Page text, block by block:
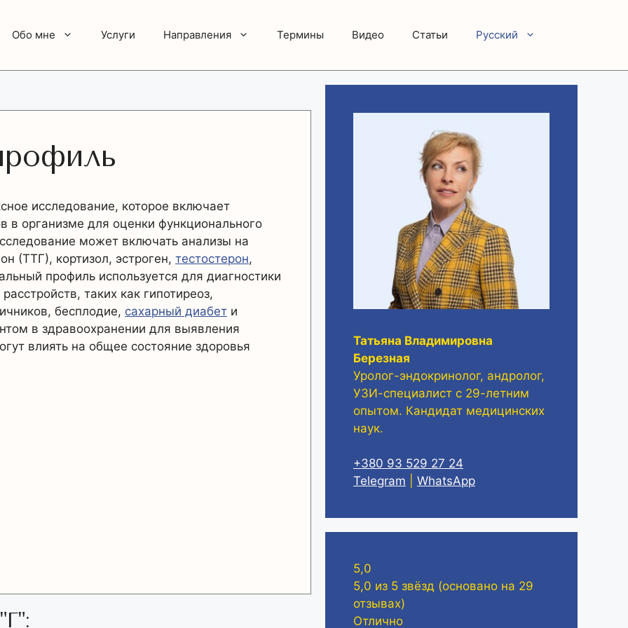
Обо мне Услуги Направления Термины Видео Статьи Русский
исследование, которое включает
в организме для оценки функционального
может включать анализы на
(ТТГ), кортизол, эстроген, тестостерон,
профиль используется для диагностики
таких как гипотиреоз,
бесплодие, сахарный диабет и
в здравоохранении для выявления
влиять на общее состояние здоровья
Татьяна Владимировна
Березная
Уролог-эндокринолог, андролог,
УЗИ-специалист с 29-летним
опытом. Кандидат медицинских
наук.
+380 93 529 27 24
Telegram
WhatsApp
5,0
5,0 из 5 звёзд (основано на 29
отзывах)
Отлично